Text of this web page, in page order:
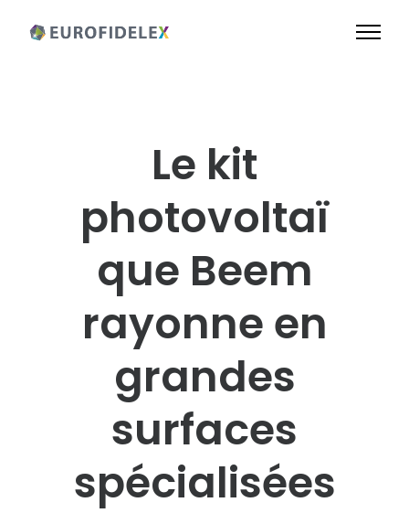
Le kit
photovoltaï
que Beem
rayonne en
grandes
surfaces
spécialisées